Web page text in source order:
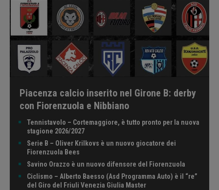
Piacenza calcio inserito nel Girone B: derby
con Fiorenzuola e Nibbiano
Tennistavolo – Cortemaggiore, è tutto pronto per la nuova
stagione 2026/2027
Serie B – Oliver Krilkovs è un nuovo giocatore dei
Fiorenzuola Bees
Savino Orazzo è un nuovo difensore del Fiorenzuola
Ciclismo – Alberto Baesso (Asd Programma Auto) è il “re”
del Giro del Friuli Venezia Giulia Master